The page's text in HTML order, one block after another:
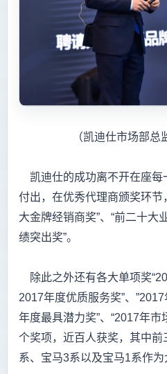
（凯迪仕市场部总
凯迪仕的成功离不开在座每
付出，在优秀代理商颁奖环节
大金牌经销商奖”、“前二十大
绩突出奖”。
除此之外还有各大单项奖
2017年度优质服务奖”、
年度最具潜力奖”、“2017年
个奖项，近百人获奖，其中
系、宝马3系以及宝马1系作为